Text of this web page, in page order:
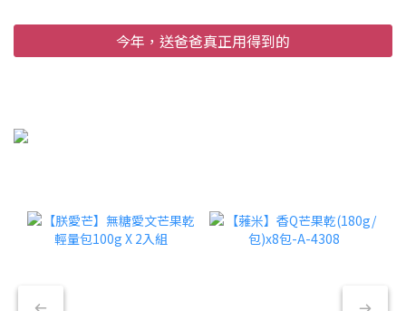
今年，送爸爸真正用得到的